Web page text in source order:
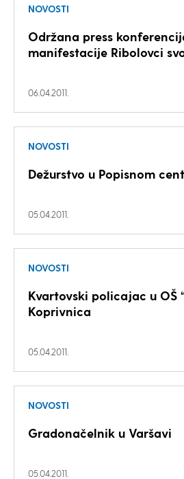
NOVOSTI
Održana press
manifestacije Ribolovci
06.04.2011.
NOVOSTI
Dežurstvo u Popisnom
05.04.2011.
NOVOSTI
Kvartovski policajac u OŠ
Koprivnica
05.04.2011.
NOVOSTI
Gradonačelnik u Varšavi
05.04.2011.